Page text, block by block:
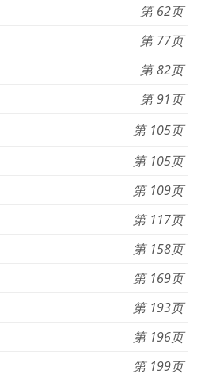
62
77
82
91
105
105
109
117
158
169
193
196
199